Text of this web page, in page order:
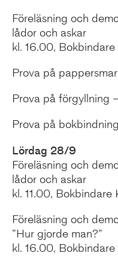
Föreläsning och
lådor och askar
kl. 16.00,
Prova på
Prova på förgyllning
Prova på
Lördag 28/9
Föreläsning och
lådor och askar
kl. 11.00, Bokbindare
Föreläsning och
”Hur gjorde man?”
kl. 16.00,